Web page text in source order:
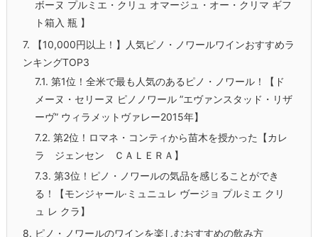
ボーヌ プルミエ・クリュ オマージュ・オー・クリマ ギフ
ト箱入 瓶 】
7. 【10,000円以上！】人気ピノ・ノワールワインおすすめラ
ンキングTOP3
7.1. 第1位！全米で最も人気のあるピノ・ノワール！【ド
メーヌ・セリーヌ ピノノワール ”エヴァンスタッド・リザ
ーヴ” ウィラメットヴァレー2015年】
7.2. 第2位！ロマネ・コンティから苗木を授かった【カレ
ラ ジェンセン ＣＡＬＥＲＡ】
7.3. 第3位！ピノ・ノワールの気品を感じることができ
る！【モンジャール·ミュニュレ ヴージョ プルミエ クリ
ュ レ クラ】
8. ピノ・ノワールのワインを楽しむおすすめの飲み方